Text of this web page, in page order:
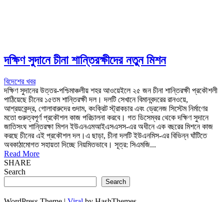
দক্ষিণ সুদানে চীনা শান্তিরক্ষীদের নতুন মিশন
বিদেশের খবর
দক্ষিণ সুদানের উত্তর-পশ্চিমাঞ্চলীয় শহর আওয়েইলে ২৫ জন চীনা শান্তিরক্ষী প্রকৌশলী
পাঠিয়েছে চীনের ১৫তম শান্তিরক্ষী দল। দলটি সেখানে বিমানবন্দরের রানওয়ে,
আশ্রয়কেন্দ্র, গোলাবারুদের গুদাম, কংক্রিট স্ট্রাকচার এবং ড্রেনেজ সিস্টেম নির্মাণের
মতো গুরুত্বপূর্ণ প্রকৌশল কাজ পরিচালনা করবে। গত ডিসেম্বর থেকে দক্ষিণ সুদানে
জাতিসংঘ শান্তিরক্ষা মিশন ইউএনএমআইএসএসস-এর অধীনে এক বছরের মিশনে কাজ
করছে চীনের এই প্রকৌশল দল।এ ছাড়া, চীনা দলটি ইউএনমিস-এর বিভিন্ন ঘাঁটিতে
অবকাঠামোগত সহায়তা দিচ্ছে নিয়মিতভাবে। সূত্র: সিএমজি...
Read More
SHARE
Search
Search